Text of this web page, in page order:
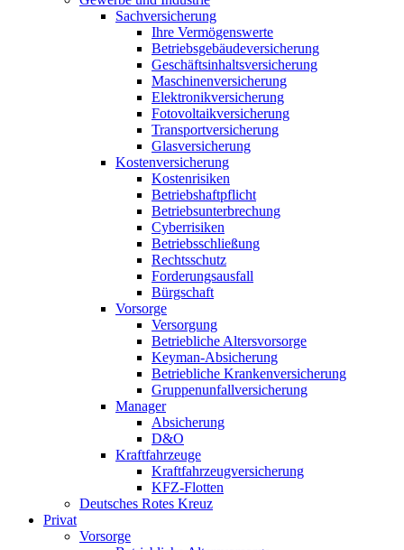
Sachversicherung
Ihre Vermögenswerte
Betriebsgebäudeversicherung
Geschäftsinhaltsversicherung
Maschinenversicherung
Elektronikversicherung
Fotovoltaikversicherung
Transportversicherung
Glasversicherung
Kostenversicherung
Kostenrisiken
Betriebshaftpflicht
Betriebsunterbrechung
Cyberrisiken
Betriebsschließung
Rechtsschutz
Forderungsausfall
Bürgschaft
Vorsorge
Versorgung
Betriebliche Altersvorsorge
Keyman-Absicherung
Betriebliche Krankenversicherung
Gruppenunfallversicherung
Manager
Absicherung
D&O
Kraftfahrzeuge
Kraftfahrzeugversicherung
KFZ-Flotten
Deutsches Rotes Kreuz
Privat
Vorsorge